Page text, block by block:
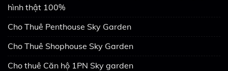
hình thật 100%
Cho Thuê Penthouse Sky Garden
Cho Thuê Shophouse Sky Garden
Cho thuê Căn hộ 1PN Sky garden